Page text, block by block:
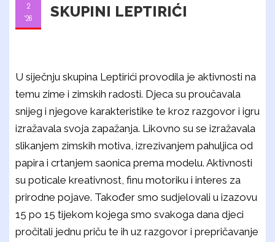
2
'26
SKUPINI LEPTIRIĆI
U siječnju skupina Leptirići provodila je aktivnosti na
temu zime i zimskih radosti. Djeca su proučavala
snijeg i njegove karakteristike te kroz razgovor i igru
izražavala svoja zapažanja. Likovno su se izražavala
slikanjem zimskih motiva, izrezivanjem pahuljica od
papira i crtanjem saonica prema modelu. Aktivnosti
su poticale kreativnost, finu motoriku i interes za
prirodne pojave. Također smo sudjelovali u izazovu
15 po 15 tijekom kojega smo svakoga dana djeci
pročitali jednu priču te ih uz razgovor i prepričavanje